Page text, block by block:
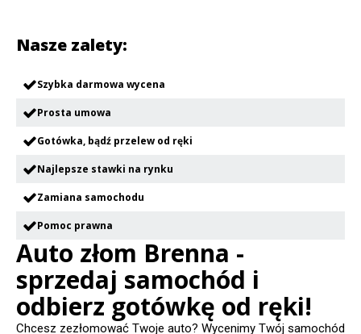
Nasze zalety:
Szybka darmowa wycena
Prosta umowa
Gotówka, bądź przelew od ręki
Najlepsze stawki na rynku
Zamiana samochodu
Pomoc prawna
Auto złom Brenna -
sprzedaj samochód i
odbierz gotówkę od ręki!
Chcesz zezłomować Twoje auto? Wycenimy Twój samochód